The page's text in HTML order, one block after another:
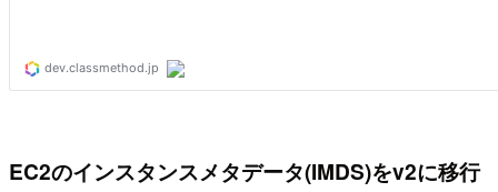
EC2のインスタンスメタデータ(IMDS)をv2に移行